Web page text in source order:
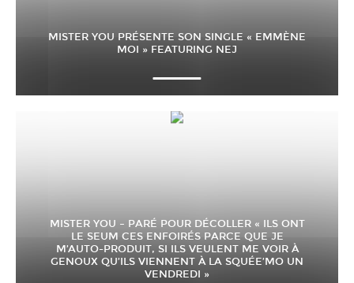
MISTER YOU PRÉSENTE SON SINGLE « EMMÈNE
MOI » FEATURING NEJ
MISTER YOU – PARÉ POUR DÉCOLLER « ILS ONT
LE SEUM CES ENFOIRÉS PARCE QUE JE
M’AUTO-PRODUIT, SI ILS VEULENT ME VOIR À
GENOUX QU’ILS VIENNENT À LA SQUÉE’MO UN
VENDREDI »